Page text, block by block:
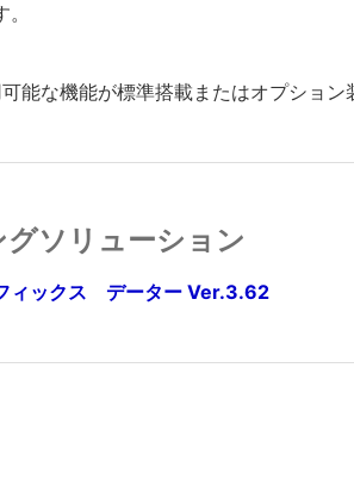
能な機能が標準搭載またはオプショ
ソリューション
ィックス データー Ver.3.62